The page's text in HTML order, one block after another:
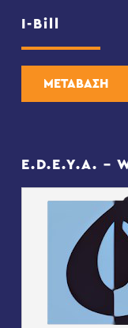
I-Bill
ΜΕΤΑΒΑΣΗ
E.D.E.Y.A. –